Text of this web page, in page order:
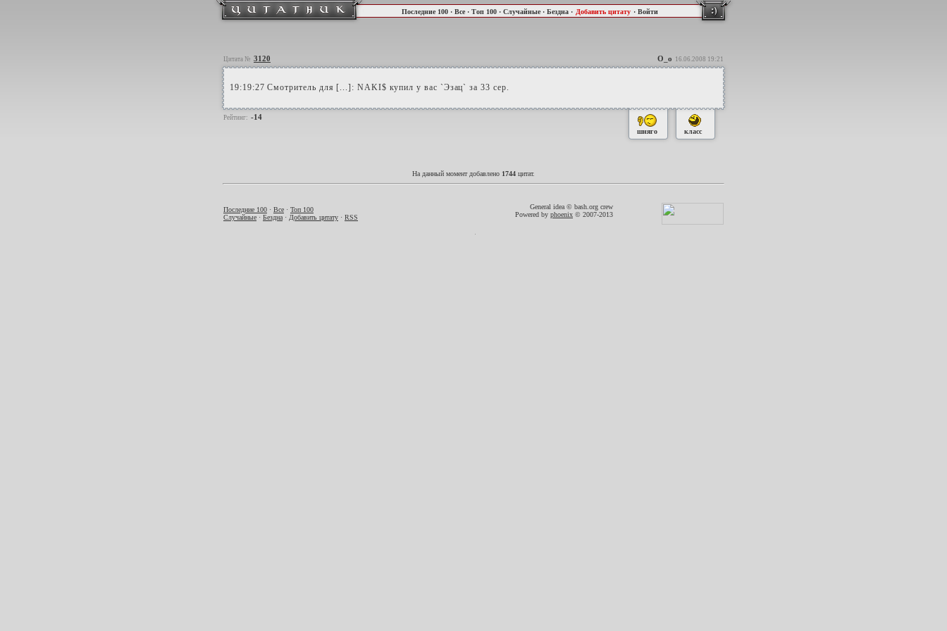
Последние 100· Все· Топ 100· Случайные· Бездна· Добавить цитату · Войти
Цитата № 3120 О_о 16.06.2008 19:21
19:19:27 Смотритель для [...]: NAKI$ купил у вас `Эзац` за 33 сер.
Рейтинг: -14
шняго класс
На данный момент добавлено 1744 цитат.
Последние 100 · Все · Топ 100
Случайные · Бездна · Добавить цитату · RSS
General idea © bash.org crew
Powered by phoenix © 2007-2013